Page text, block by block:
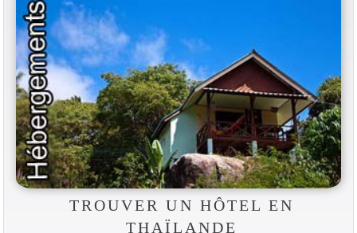
TROUVER UN HÔTEL EN
THAÏLANDE